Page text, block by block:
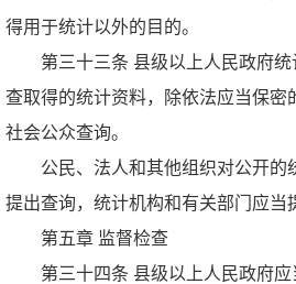
得用于统计以外的目的。
第三十三条 县级以上人民政府
查取得的统计资料，除依法应当保密
社会公众查询。
公民、法人和其他组织对公开的
提出查询，统计机构和有关部门应当
第五章 监督检查
第三十四条 县级以上人民政府应